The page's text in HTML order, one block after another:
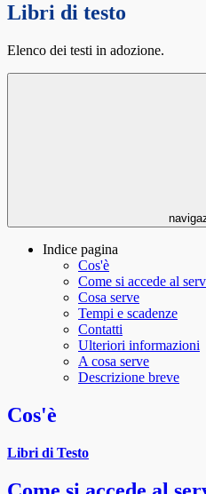
Libri di testo
Elenco dei testi in adozione.
Indice pagina
Cos'è
Come si accede al
Cosa serve
Tempi e scadenze
Contatti
Ulteriori informazioni
A cosa serve
Descrizione breve
Cos'è
Libri di Testo